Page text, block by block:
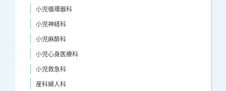
小児循環器科
小児神経科
小児麻酔科
小児心身医療科
小児救急科
産科婦人科